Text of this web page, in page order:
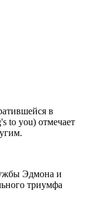
в
to you) отмечает
Эдмона и
триумфа